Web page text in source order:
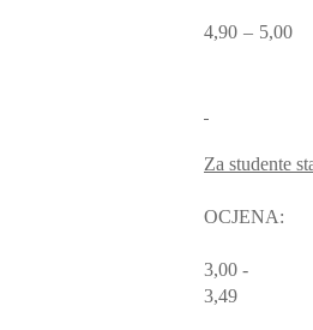
4,90
Za studente
3,00 -